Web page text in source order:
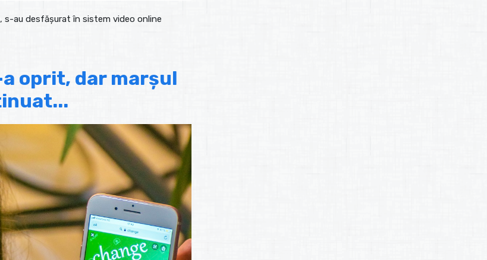
s-au desfășurat în sistem video online
oprit, dar marșul